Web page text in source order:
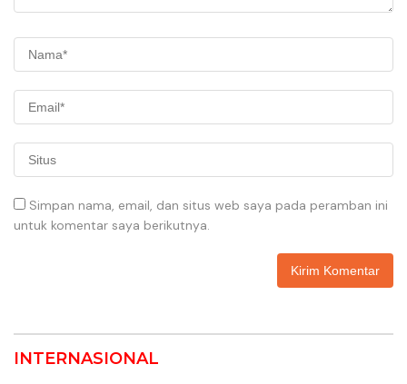
Simpan nama, email, dan situs web saya pada peramban ini
untuk komentar saya berikutnya.
INTERNASIONAL